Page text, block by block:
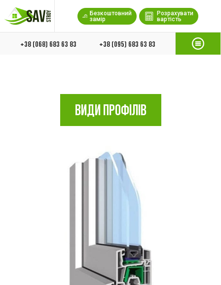
Безкоштовний
замір
Розрахувати
вартість
+38 (068) 683 63 83 +38 (095) 683 63 83
ВИДИ ПРОФІЛІВ